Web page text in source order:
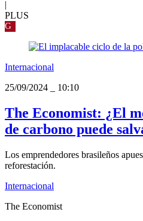
PLUS
G
Internacional
25/09/2024
10:10
The Economist: ¿El
de carbono puede
Los emprendedores brasileños
reforestación.
Internacional
The Economist